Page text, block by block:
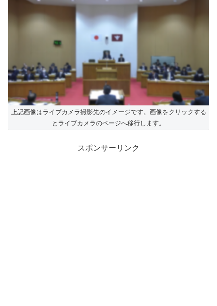
上記画像はライブカメラ撮影先のイメージです。画像をクリックする
とライブカメラのページへ移行します。
スポンサーリンク